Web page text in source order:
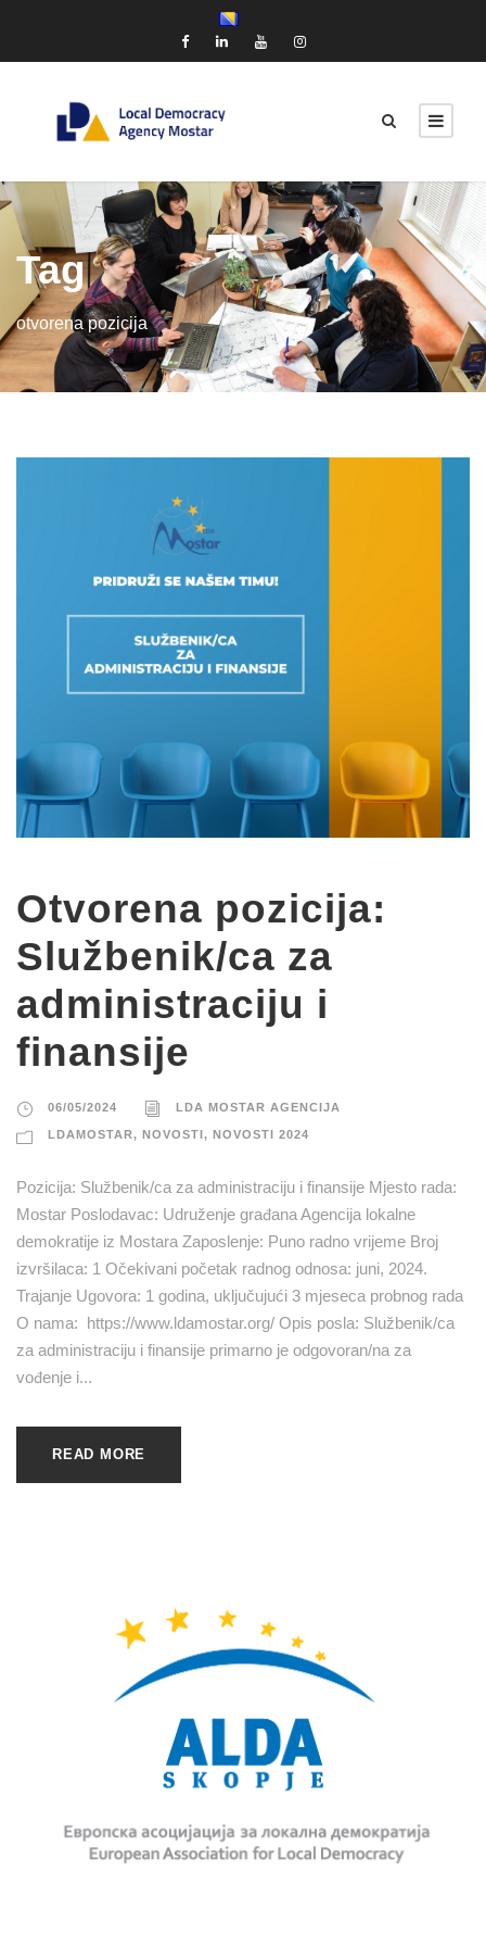
Tag
otvorena pozicija
Otvorena pozicija:
Službenik/ca za
administraciju i
finansije
06/05/2024 LDA MOSTAR AGENCIJA
LDAMOSTAR, NOVOSTI , NOVOSTI 2024
Pozicija: Službenik/ca za administraciju i finansije Mjesto rada:
Mostar Poslodavac: Udruženje građana Agencija lokalne
demokratije iz Mostara Zaposlenje: Puno radno vrijeme Broj
izvršilaca: 1 Očekivani početak radnog odnosa: juni, 2024.
Trajanje Ugovora: 1 godina, uključujući 3 mjeseca probnog rada
O nama: https://www.ldamostar.org/ Opis posla: Službenik/ca
za administraciju i finansije primarno je odgovoran/na za
vođenje i...
READ MORE